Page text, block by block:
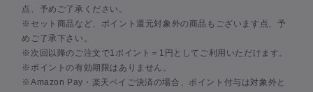
点、予めご了承ください。
※セット商品など、ポイント還元対象外の商品もございます点、予
めご了承下さい。
※次回以降のご注文で1ポイント＝1円としてご利用いただけます。
※ポイントの有効期限はありません。
※Amazon Pay・楽天ペイご決済の場合、ポイント付与は対象外と